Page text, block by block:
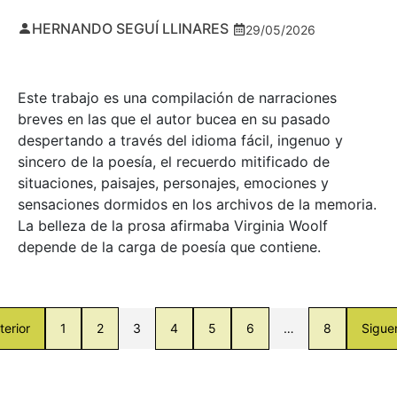
HERNANDO SEGUÍ LLINARES 29/05/2026
Este trabajo es una compilación de narraciones
breves en las que el autor bucea en su pasado
despertando a través del idioma fácil, ingenuo y
sincero de la poesía, el recuerdo mitificado de
situaciones, paisajes, personajes, emociones y
sensaciones dormidos en los archivos de la memoria.
La belleza de la prosa afirmaba Virginia Woolf
depende de la carga de poesía que contiene.
1 2 3 4 5 6 … 8